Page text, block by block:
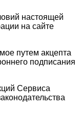
настоящей
на сайте
путем акцепта
подписания
Сервиса